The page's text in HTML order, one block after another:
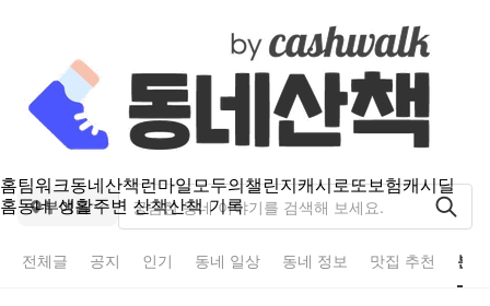
홈팀워크동네산책런마일모두의챌린지캐시로또보험캐시딜
홈동네 생활주변 산책산책 기록
부여읍
전체글 공지 인기 동네 일상 동네 정보 맛집 추천 분